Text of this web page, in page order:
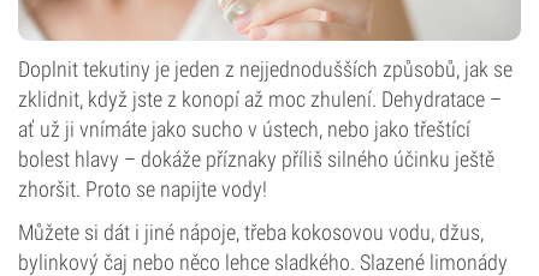
Doplnit tekutiny je jeden z nejjednodušších způsobů, jak se
zklidnit, když jste z konopí až moc zhulení. Dehydratace –
ať už ji vnímáte jako sucho v ústech, nebo jako třeštící
bolest hlavy – dokáže příznaky příliš silného účinku ještě
zhoršit. Proto se napijte vody!
Můžete si dát i jiné nápoje, třeba kokosovou vodu, džus,
bylinkový čaj nebo něco lehce sladkého. Slazené limonády